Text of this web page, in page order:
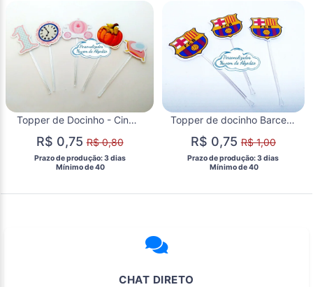
Topper de Docinho - Cinderela
R$ 0,75R$ 0,80
Prazo de produção: 3 dias
  Mínimo de 40
Topper de docinho Barcelona
R$ 0,75R$ 1,00
Prazo de produção: 3 dias
  Mínimo de 40
CHAT DIRETO